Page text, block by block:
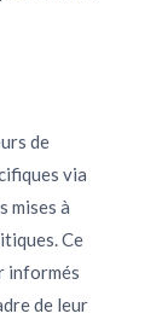
de
via
mises à
Ce
informés
de leur